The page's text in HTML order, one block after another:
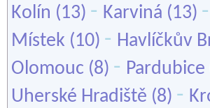
Kolín (13) - Karviná (13) -
Místek (10) - Havlíčkův
Olomouc (8) - Pardubice
Uherské Hradiště (8) -